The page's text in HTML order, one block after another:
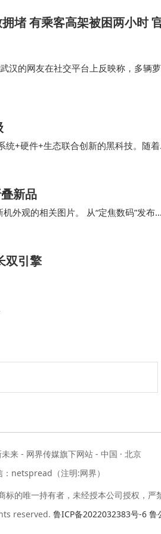
堵 有乘客高架被困两小时
汉的网友在社交平台上反映称，多辆萝
31日22时40分许，武汉网友鲁先生向
+硬件+生态联合创新的黑科技。随着
新品
外观的相关图片。 从“定焦数码”发布
形开孔，其可…
双引擎
来 - 网界传媒旗下网站 - 中国 · 北京
netspread（注明:网界）
标的唯一持有者，未经授本公司授权，严
reserved. 鲁ICP备2022032383号-6 鲁